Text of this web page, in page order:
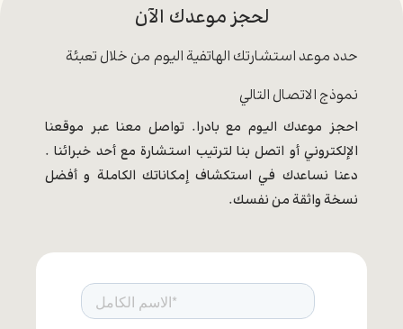
لحجز موعدك الآن
حدد موعد استشارتك الهاتفية اليوم من خلال تعبئة
نموذج الاتصال التالي
احجز موعدك اليوم مع بادرا. تواصل معنا عبر موقعنا
الإلكتروني أو اتصل بنا لترتيب استشارة مع أحد خبرائنا .
دعنا نساعدك في استكشاف إمكاناتك الكاملة و أفضل
نسخة واثقة من نفسك.